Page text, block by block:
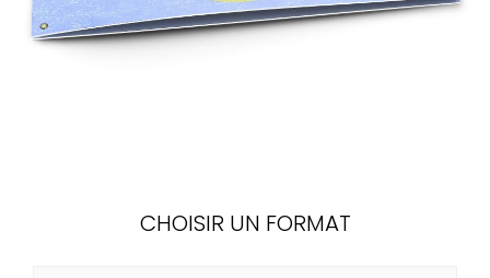
CHOISIR UN FORMAT